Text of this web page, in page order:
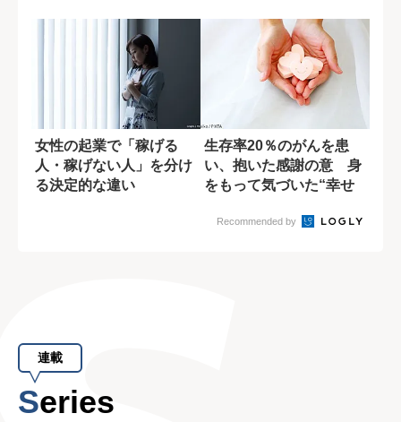
女性の起業で「稼げる
人・稼げない人」を分け
る決定的な違い
生存率20％のがんを患
い、抱いた感謝の意 身
をもって気づいた“幸せ
Recommended by
連載
Series